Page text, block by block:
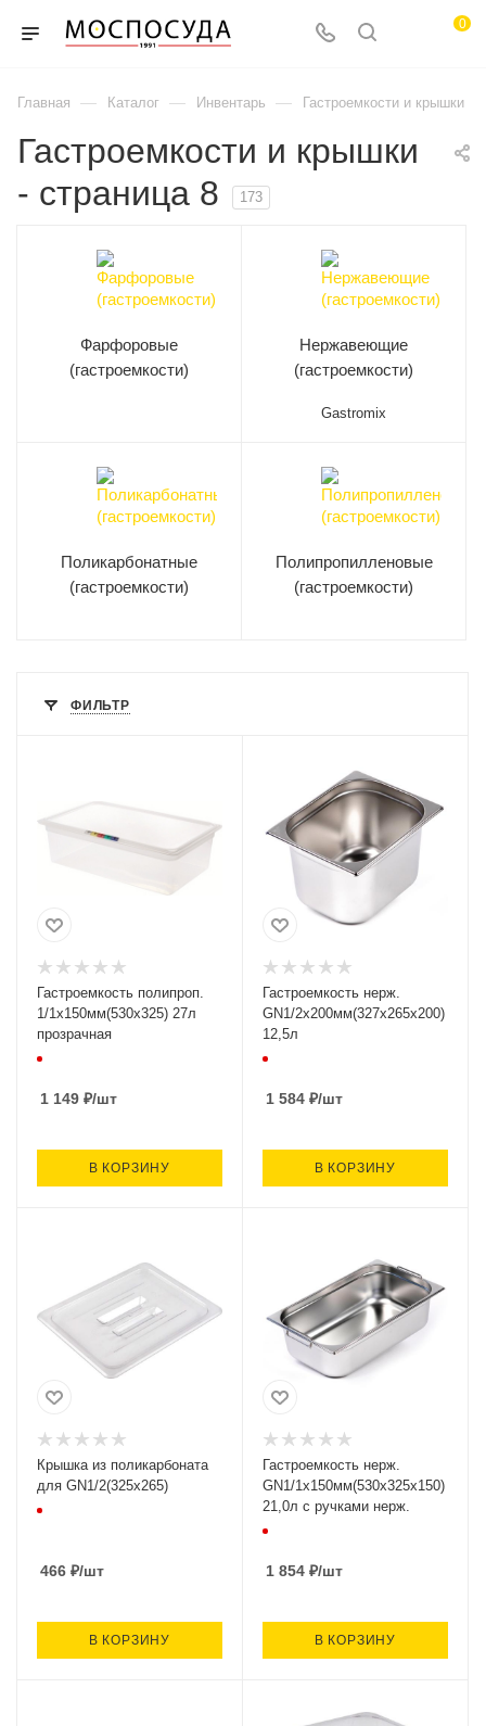
0
Главная — Каталог — Инвентарь — Гастроемкости и крышки
Гастроемкости и крышки
- страница 8
173
Фарфоровые
(гастроемкости)
Нержавеющие
(гастроемкости)
Gastromix
Поликарбонатные
(гастроемкости)
Полипропилленовые
(гастроемкости)
ФИЛЬТР
Гастроемкость полипроп.
1/1х150мм(530х325) 27л
прозрачная
1 149 ₽/шт
В КОРЗИНУ
Гастроемкость нерж.
GN1/2х200мм(327х265х200)
12,5л
1 584 ₽/шт
В КОРЗИНУ
Крышка из поликарбоната
для GN1/2(325х265)
466 ₽/шт
В КОРЗИНУ
Гастроемкость нерж.
GN1/1х150мм(530х325х150)
21,0л с ручками нерж.
1 854 ₽/шт
В КОРЗИНУ